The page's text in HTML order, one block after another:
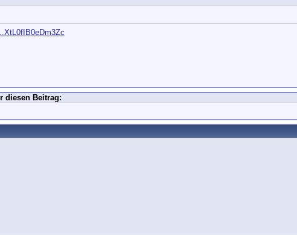
diesen Beitrag: